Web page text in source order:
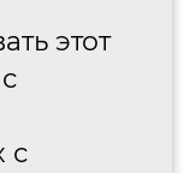
этот
с